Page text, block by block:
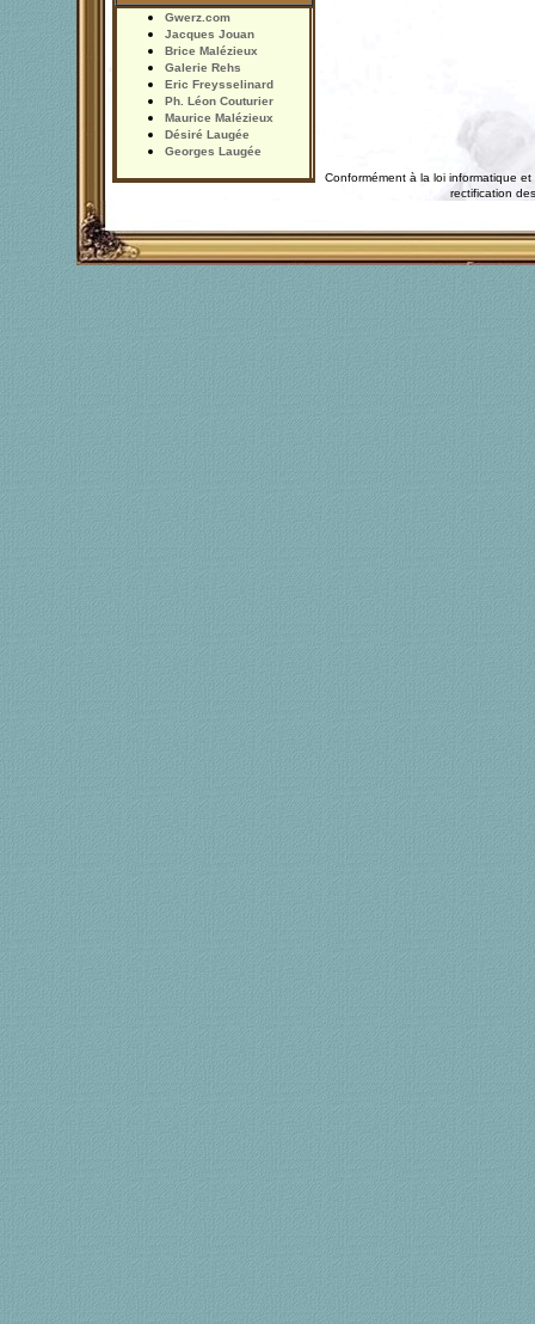
Gwerz.com
Jacques Jouan
Brice Malézieux
Galerie Rehs
Eric Freysselinard
Ph. Léon Couturier
Maurice Malézieux
Désiré Laugée
Georges Laugée
Conformément à la loi informatique
rectification